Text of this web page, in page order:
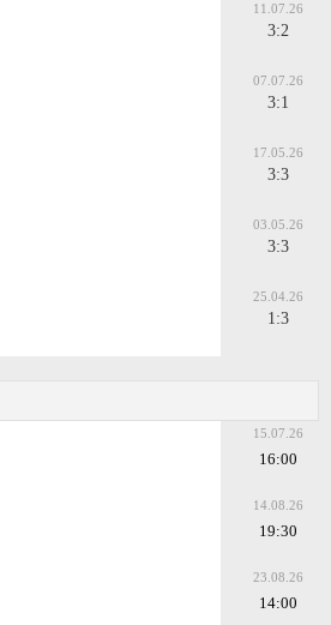
11.07.26
3:2
07.07.26
3:1
17.05.26
3:3
03.05.26
3:3
25.04.26
1:3
15.07.26
16:00
14.08.26
19:30
23.08.26
14:00